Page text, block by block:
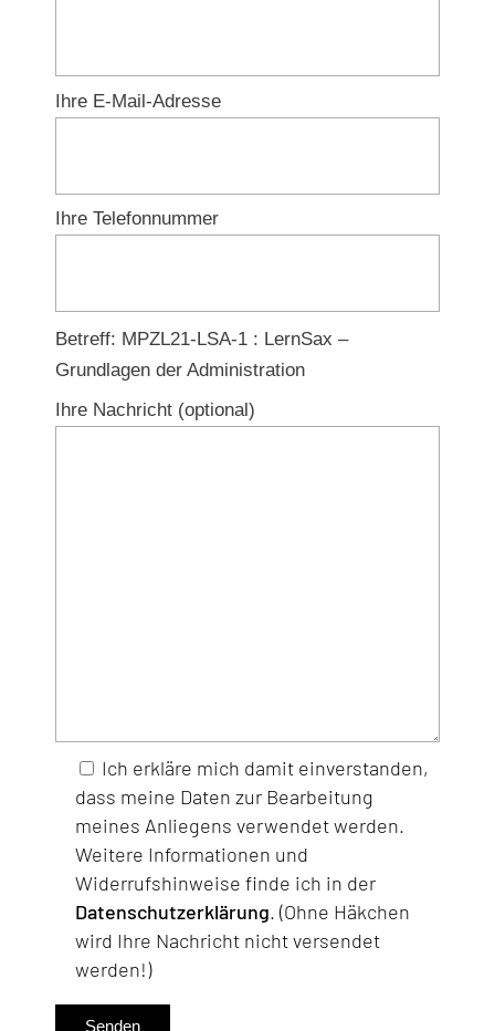
Ihre E-Mail-Adresse
Ihre Telefonnummer
Lass
einfach
das
Feld
Betreff: MPZL21-LSA-1 : LernSax –
Grundlagen der Administration
Ihre Nachricht (optional)
Ich erkläre mich damit einverstanden,
dass meine Daten zur Bearbeitung
meines Anliegens verwendet werden.
Weitere Informationen und
Widerrufshinweise finde ich in der
Datenschutzerklärung. (Ohne Häkchen
wird Ihre Nachricht nicht versendet
werden!)
Senden